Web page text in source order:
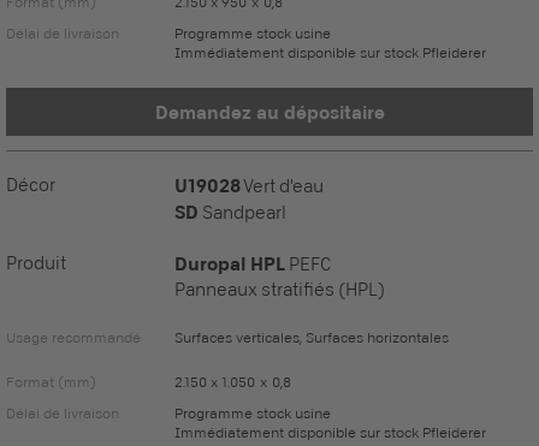
Délai de livraison
Programme stock usine
Immédiatement disponible sur stock Pfleiderer
Demandez au dépositaire
Décor U19028Vert d'eau
SD Sandpearl
Produit Duropal HPL PEFC
Panneaux stratifiés (HPL)
Usage recommandé Surfaces verticales, Surfaces horizontales
Format (mm)
2.150 x 1.050 x 0,8
Délai de livraison
Programme stock usine
Immédiatement disponible sur stock Pfleiderer